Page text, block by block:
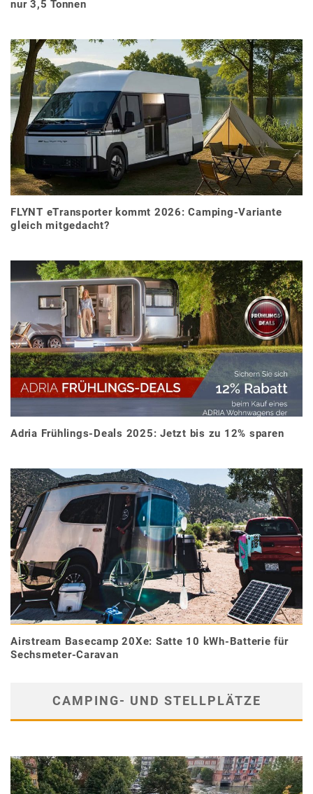
nur 3,5 Tonnen
FLYNT eTransporter kommt 2026: Camping-Variante
gleich mitgedacht?
Adria Frühlings-Deals 2025: Jetzt bis zu 12% sparen
Airstream Basecamp 20Xe: Satte 10 kWh-Batterie für
Sechsmeter-Caravan
CAMPING- UND STELLPLÄTZE